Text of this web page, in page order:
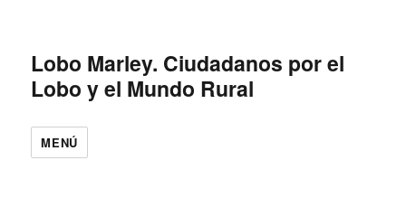
Lobo Marley. Ciudadanos por el
Lobo y el Mundo Rural
MENÚ